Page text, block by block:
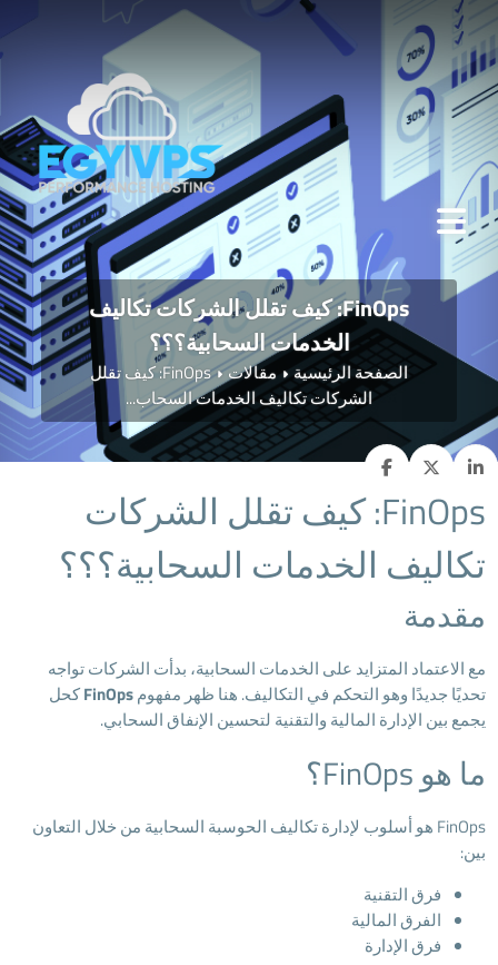
FinOps: كيف تقلل الشركات تكاليف
الخدمات السحابية؟؟؟
الصفحة الرئيسية مقالات
FinOps: كيف تقلل
الشركات تكاليف الخدمات السحاب...
FinOps: كيف تقلل الشركات
تكاليف الخدمات السحابية؟؟؟
مقدمة
مع الاعتماد المتزايد على الخدمات السحابية، بدأت الشركات تواجه
تحديًا جديدًا وهو التحكم في التكاليف. هنا ظهر مفهومFinOpsكحل
يجمع بين الإدارة المالية والتقنية لتحسين الإنفاق السحابي.
ما هو FinOps؟
FinOps هو أسلوب لإدارة تكاليف الحوسبة السحابية من خلال التعاون
بين:
فرق التقنية
الفرق المالية
فرق الإدارة